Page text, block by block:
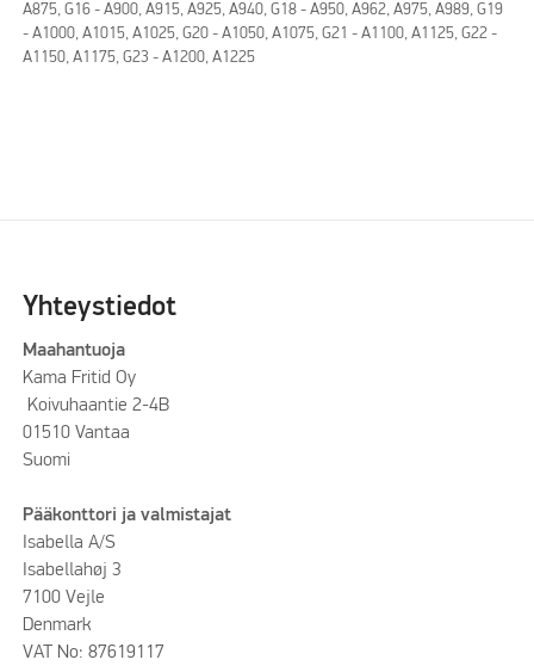
A875, G16 - A900, A915, A925, A940, G18 - A950, A962, A975, A989, G19
- A1000, A1015, A1025, G20 - A1050, A1075, G21 - A1100, A1125, G22 -
A1150, A1175, G23 - A1200, A1225
Yhteystiedot
Maahantuoja
Kama Fritid Oy
Koivuhaantie 2-4B
01510 Vantaa
Suomi
Pääkonttori ja valmistajat
Isabella A/S
Isabellahøj 3
7100 Vejle
Denmark
VAT No: 87619117